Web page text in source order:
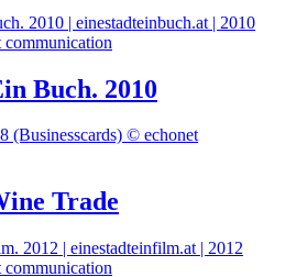
Buch. 2010
Trade